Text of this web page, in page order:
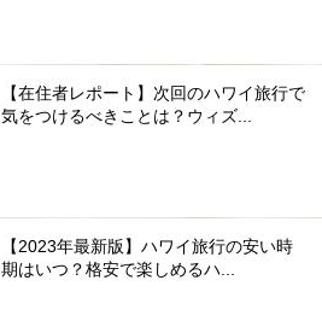
【在住者レポート】次回のハワイ旅行で
気をつけるべきことは？ウィズ...
【2023年最新版】ハワイ旅行の安い時
期はいつ？格安で楽しめるハ...